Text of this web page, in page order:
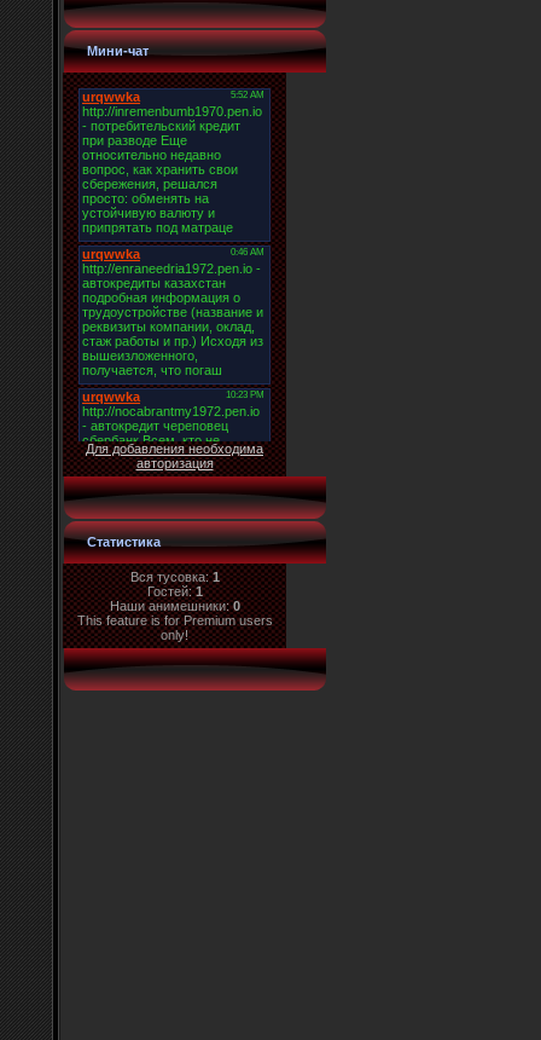
Мини-чат
Для добавления необходима
авторизация
Статистика
Вся тусовка:1
Гостей:1
Наши анимешники:0
This feature is for Premium users
only!